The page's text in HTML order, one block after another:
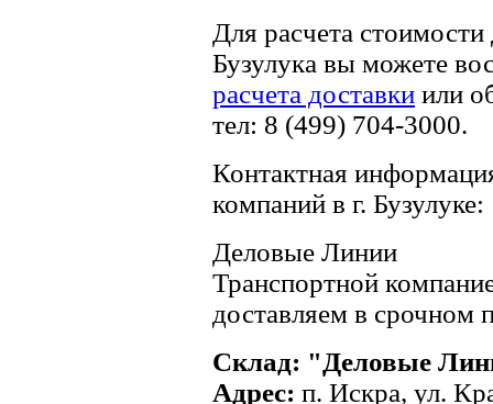
Для расчета
Бузулука вы можете
расчета доставки или
тел: 8 (499) 704-3000.
Контактная
компаний в г. Бузулуке:
Деловые Линии
Транспортной
доставляем в срочном
Склад: "Деловые
Адрес: п. Искра, ул.